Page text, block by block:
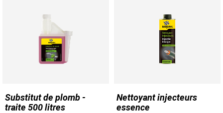
Substitut de plomb -
traite 500 litres
Nettoyant injecteurs
essence